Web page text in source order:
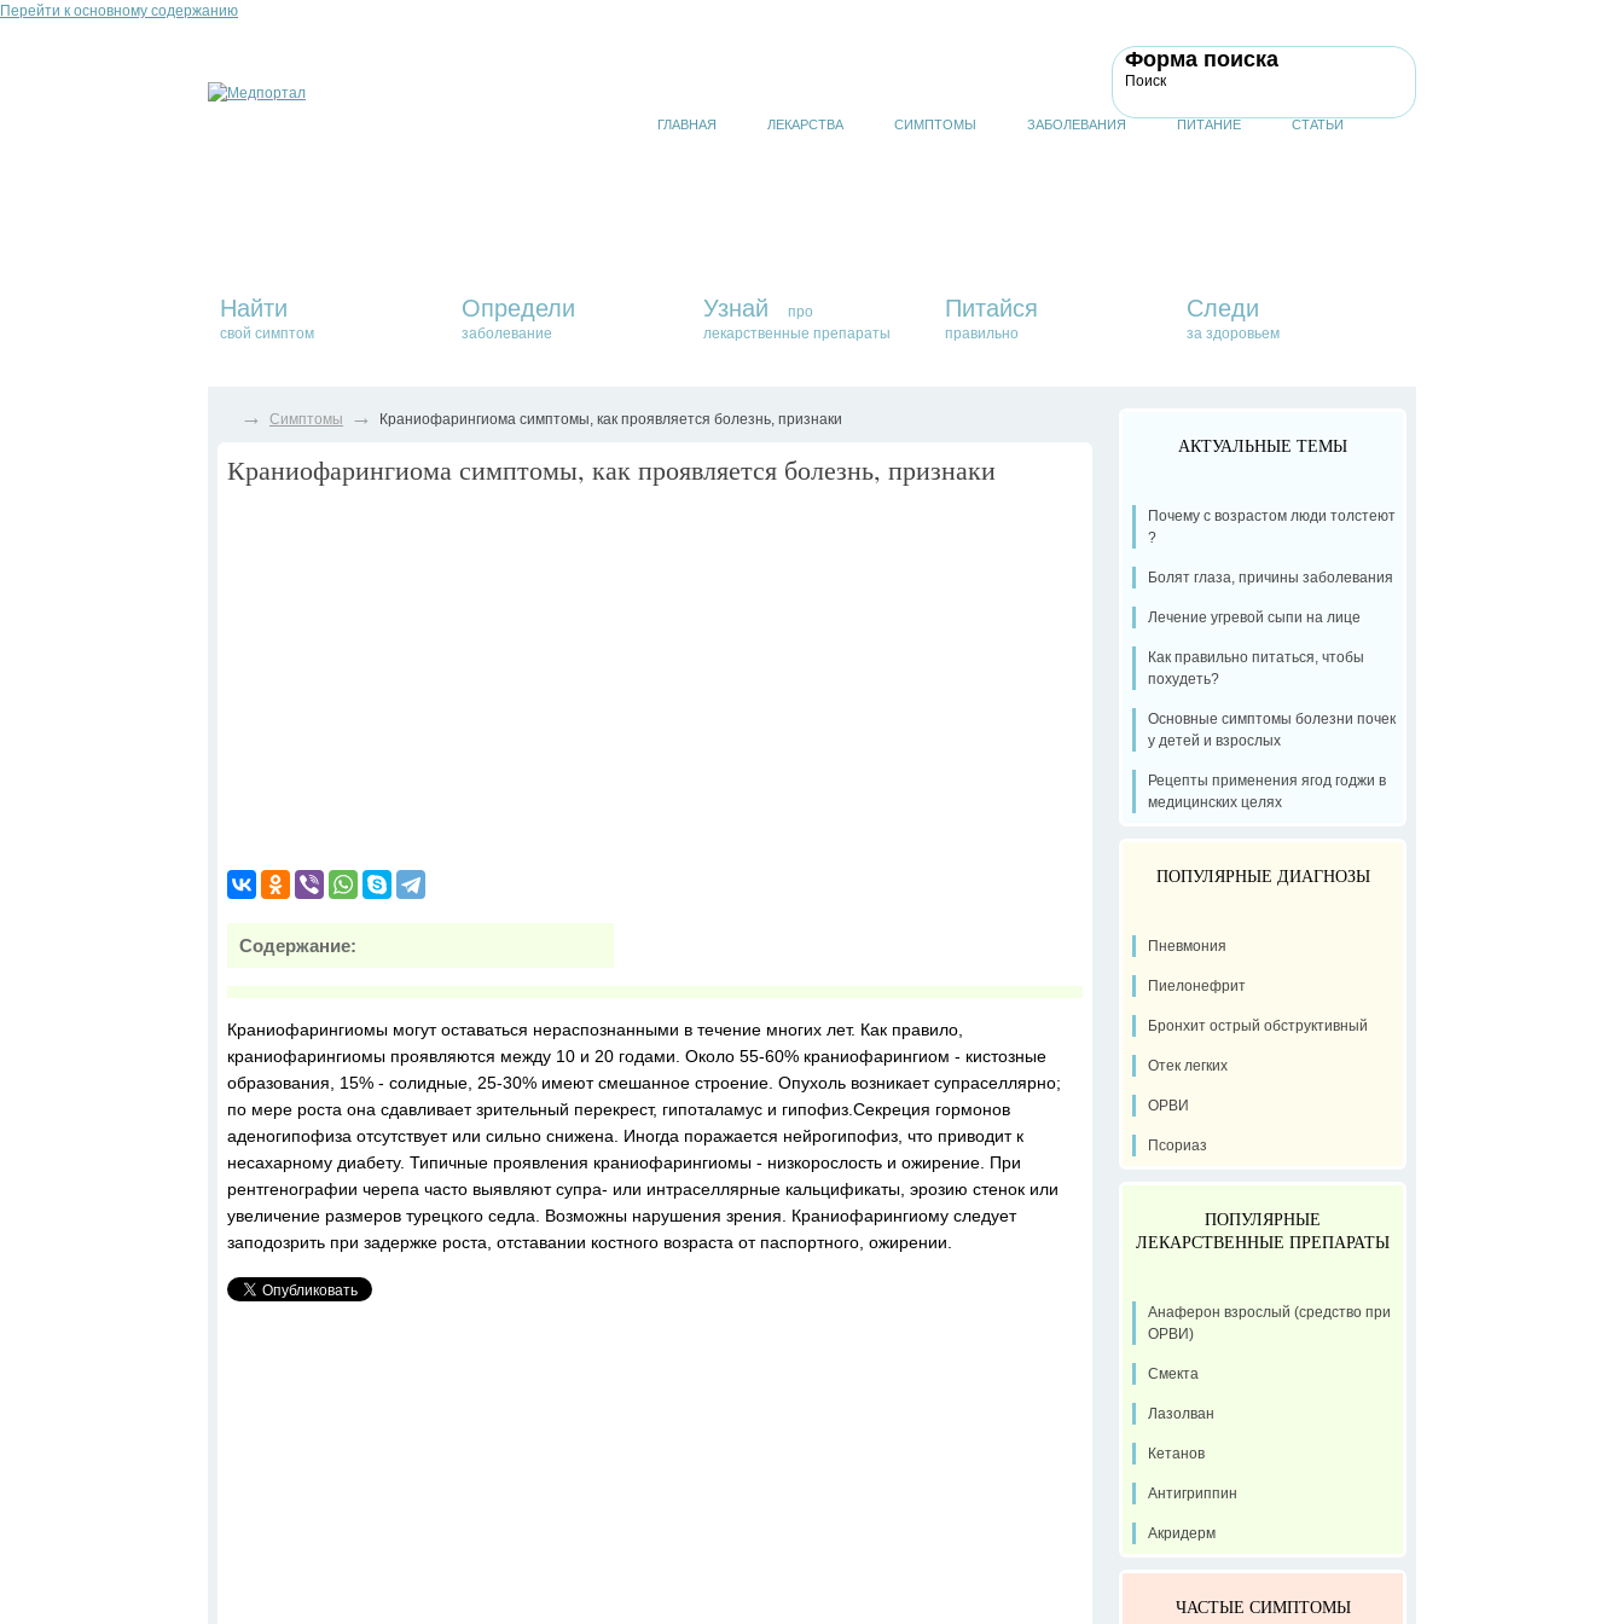
Перейти к основному содержанию
Форма поиска
Поиск
ГЛАВНАЯ ЛЕКАРСТВА СИМПТОМЫ ЗАБОЛЕВАНИЯ ПИТАНИЕ СТАТЬИ
Найти
свой симптом
Определи
заболевание
Узнай
про
лекарственные препараты
Питайся
правильно
Следи
за здоровьем
→ Симптомы → Краниофарингиома симптомы, как проявляется болезнь, признаки
Краниофарингиома симптомы, как проявляется болезнь, признаки
Содержание:
Краниофарингиомы могут оставаться нераспознанными в течение многих лет. Как правило,
краниофарингиомы проявляются между 10 и 20 годами. Около 55-60% краниофарингиом - кистозные
образования, 15% - солидные, 25-30% имеют смешанное строение. Опухоль возникает супраселлярно;
по мере роста она сдавливает зрительный перекрест, гипоталамус и гипофиз.Секреция гормонов
аденогипофиза отсутствует или сильно снижена. Иногда поражается нейрогипофиз, что приводит к
несахарному диабету. Типичные проявления краниофарингиомы - низкорослость и ожирение. При
рентгенографии черепа часто выявляют супра- или интраселлярные кальцификаты, эрозию стенок или
увеличение размеров турецкого седла. Возможны нарушения зрения. Краниофарингиому следует
заподозрить при задержке роста, отставании костного возраста от паспортного, ожирении.
АКТУАЛЬНЫЕ ТЕМЫ
Почему с возрастом люди толстеют
?
Болят глаза, причины заболевания
Лечение угревой сыпи на лице
Как правильно питаться, чтобы
похудеть?
Основные симптомы болезни почек
у детей и взрослых
Рецепты применения ягод годжи в
медицинских целях
ПОПУЛЯРНЫЕ ДИАГНОЗЫ
Пневмония
Пиелонефрит
Бронхит острый обструктивный
Отек легких
ОРВИ
Псориаз
ПОПУЛЯРНЫЕ
ЛЕКАРСТВЕННЫЕ ПРЕПАРАТЫ
Анаферон взрослый (средство при
ОРВИ)
Смекта
Лазолван
Кетанов
Антигриппин
Акридерм
ЧАСТЫЕ СИМПТОМЫ